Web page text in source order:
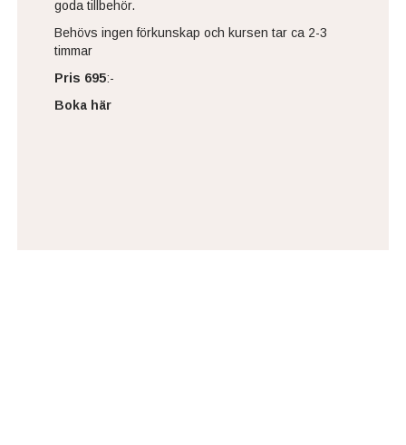
goda tillbehör.
Behövs ingen förkunskap och kursen tar ca 2-3
timmar
Pris 695:-
Boka här